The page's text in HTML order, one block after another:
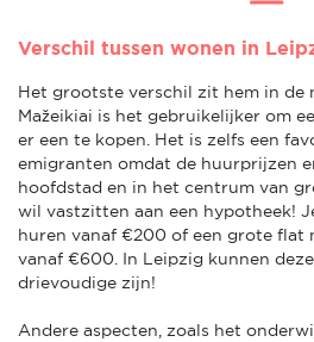
Verschil tussen wonen in
Het grootste verschil zit hem in de
Mažeikiai is het gebruikelijker om
er een te kopen. Het is zelfs een
emigranten omdat de huurprijzen
hoofdstad en in het centrum van
wil vastzitten aan een hypotheek!
huren vanaf €200 of een grote flat
vanaf €600. In Leipzig kunnen
drievoudige zijn!
Andere aspecten, zoals het